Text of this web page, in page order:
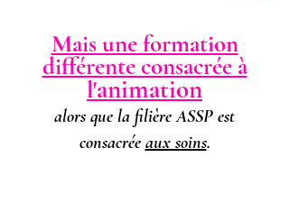
Mais une formation
différente consacrée à
l'animation
​alors que la filière ASSP est
consacrée aux soins.